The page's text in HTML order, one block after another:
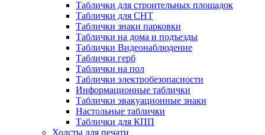
Таблички для строительных площадок
Таблички для СНТ
Таблички знаки парковки
Таблички на дома и подъезды
Таблички Видеонаблюдение
Таблички герб
Таблички на пол
Таблички электробезопасности
Информационные таблички
Таблички эвакуационные знаки
Настольные таблички
Таблички для КПП
Холсты для печати